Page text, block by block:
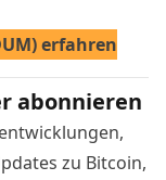
erfahren
abonnieren
zu Bitcoin,